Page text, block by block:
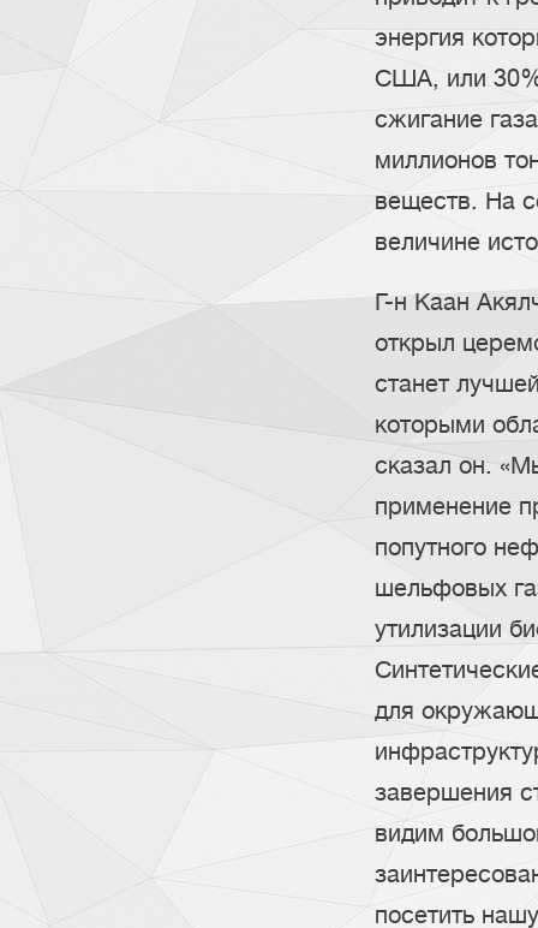
энергия
США, или
сжигание
миллионов
веществ. На
величине
Г-н Каан
открыл
станет
которыми
сказал он.
применение
попутного
шельфовых
утилизации
для
завершения
видим
посетить